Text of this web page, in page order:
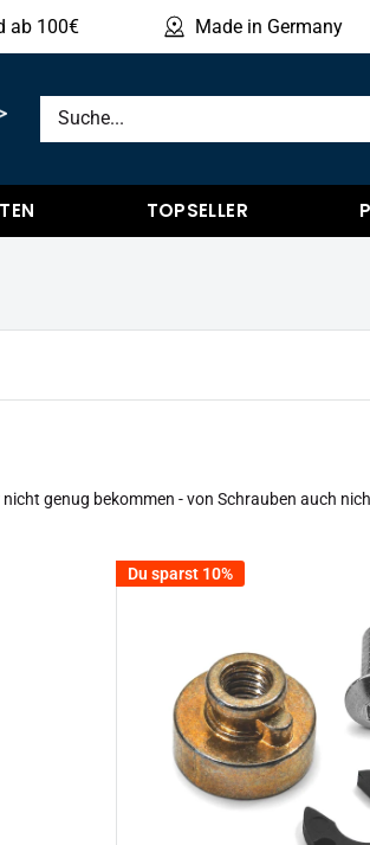
ab 100€ Made in Germany
TOPSELLER
genug bekommen - von Schrauben auch
Du sparst 10%